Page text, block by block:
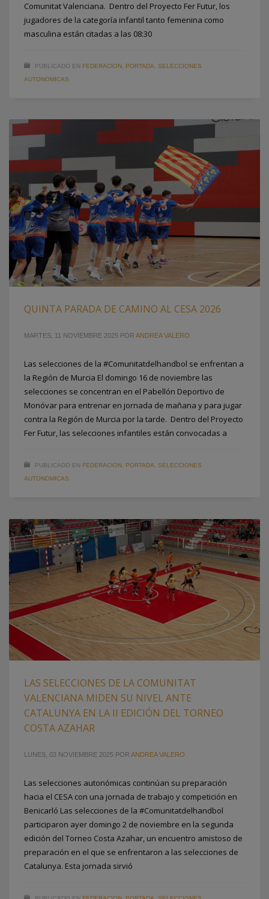
Comunitat Valenciana. Dentro del Proyecto Fer Futur, los
jugadores de la categoría infantil tanto femenina como
masculina están citadas a las 08:30
PUBLICADO EN FEDERACION PORTADA
SELECCIONES
AUTONOMICAS
QUINTA PARADA DE CAMINO AL CESA 2026
MARTES, 11 NOVIEMBRE 2025 POR ANDREA VALERO
Las selecciones de la #Comunitatdelhandbol se enfrentan a
la Región de Murcia El domingo 16 de noviembre las
selecciones se concentran en el Pabellón Deportivo de
Monóvar para entrenar en jornada de mañana y para jugar
contra la Región de Murcia por la tarde. Dentro del Proyecto
Fer Futur, las selecciones infantiles están convocadas a
PUBLICADO EN FEDERACION PORTADA
SELECCIONES
AUTONOMICAS
LAS SELECCIONES DE LA COMUNITAT
VALENCIANA MIDEN SU NIVEL ANTE
CATALUNYA EN LA II EDICIÓN DEL TORNEO
COSTA AZAHAR
LUNES, 03 NOVIEMBRE 2025 POR ANDREA VALERO
Las selecciones autonómicas continúan su preparación
hacia el CESA con una jornada de trabajo y competición en
Benicarló Las selecciones de la #Comunitatdelhandbol
participaron ayer domingo 2 de noviembre en la segunda
edición del Torneo Costa Azahar, un encuentro amistoso de
preparación en el que se enfrentaron a las selecciones de
Catalunya. Esta jornada sirvió